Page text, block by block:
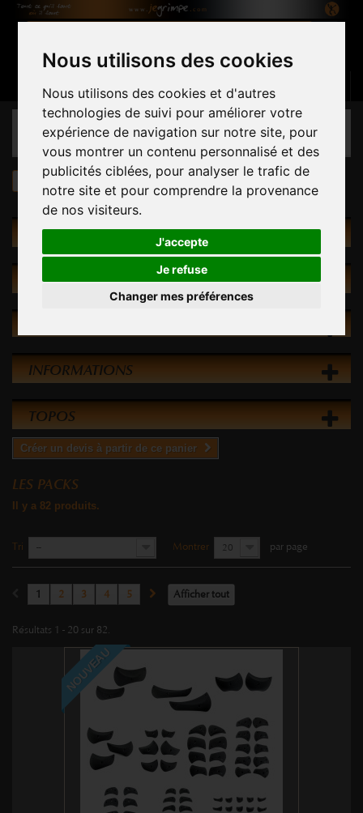
Nous utilisons des cookies
Nous utilisons des cookies et d'autres
technologies de suivi pour améliorer votre
expérience de navigation sur notre site, pour
vous montrer un contenu personnalisé et des
publicités ciblées, pour analyser le trafic de
notre site et pour comprendre la provenance
de nos visiteurs.
J'accepte
Je refuse
Changer mes préférences
Panier (vide)
CATÉGORIES
Les Packs
RECHERCHE INTUITIVE
PROMOTIONS
INFORMATIONS
TOPOS
Créer un devis à partir de ce panier
LES PACKS
Il y a 82 produits.
Tri -- Montrer 20 par page
Afficher tout
1 2 3 4 5
Résultats 1 - 20 sur 82.
NOUVEAU